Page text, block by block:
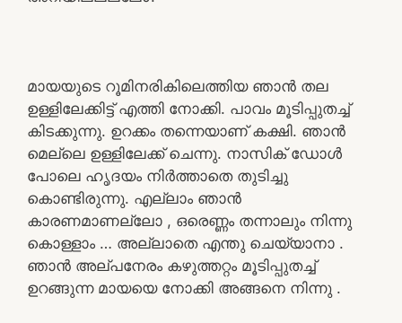
മായയുടെ റൂമിനരികിലെത്തിയ ഞാൻ തല
ഉള്ളിലേക്കിട്ട് എത്തി നോക്കി. പാവം മൂടിപ്പുതച്ച്
കിടക്കുന്നു. ഉറക്കം തന്നെയാണ് കക്ഷി. ഞാൻ
മെല്ലെ ഉള്ളിലേക്ക് ചെന്നു. നാസിക് ഡോൾ
പോലെ ഹൃദയം നിർത്താതെ തുടിച്ചു
കൊണ്ടിരുന്നു. എല്ലാം ഞാൻ
കാരണമാണല്ലോ , ഒരെണ്ണം തന്നാലും നിന്നു
കൊള്ളാം … അല്ലാതെ എന്തു ചെയ്യാനാ .
ഞാൻ അല്പനേരം കഴുത്തറ്റം മൂടിപ്പുതച്ച്
ഉറങ്ങുന്ന മായയെ നോക്കി അങ്ങനെ നിന്നു .